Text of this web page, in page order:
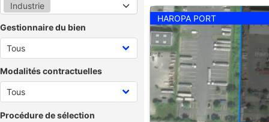
Industrie
Gestionnaire du bien
Modalités contractuelles
Procédure de sélection
HAROPA PORT